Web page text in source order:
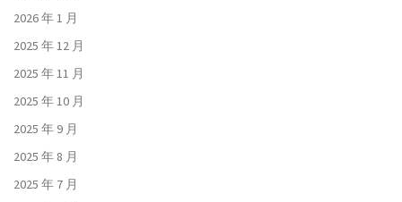
2026 年 1 月
2025 年 12 月
2025 年 11 月
2025 年 10 月
2025 年 9 月
2025 年 8 月
2025 年 7 月